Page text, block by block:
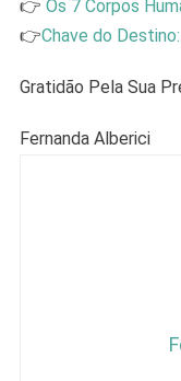
👉 Os 7 Corpos
👉Chave do
Gratidão Pela Sua
Fernanda Alberici